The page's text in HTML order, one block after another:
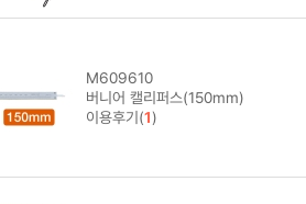
M609610
버니어 캘리퍼스(150mm)
이용후기(1)